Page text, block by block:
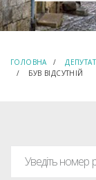
ГОЛОВНА
БУВ ВІДСУТНІЙ